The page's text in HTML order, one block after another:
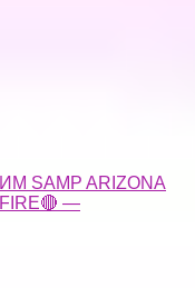
SAMP ARIZONA
FIRE🔴 —